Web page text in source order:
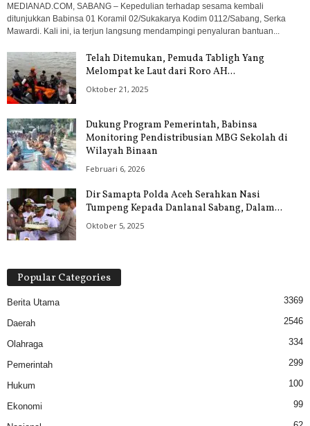
MEDIANAD.COM, SABANG – Kepedulian terhadap sesama kembali
ditunjukkan Babinsa 01 Koramil 02/Sukakarya Kodim 0112/Sabang, Serka
Mawardi. Kali ini, ia terjun langsung mendampingi penyaluran bantuan...
Telah Ditemukan, Pemuda Tabligh Yang
Melompat ke Laut dari Roro AH...
Oktober 21, 2025
Dukung Program Pemerintah, Babinsa
Monitoring Pendistribusian MBG Sekolah di
Wilayah Binaan
Februari 6, 2026
Dir Samapta Polda Aceh Serahkan Nasi
Tumpeng Kepada Danlanal Sabang, Dalam...
Oktober 5, 2025
Popular Categories
Berita Utama 3369
Daerah 2546
Olahraga 334
Pemerintah 299
Hukum 100
Ekonomi 99